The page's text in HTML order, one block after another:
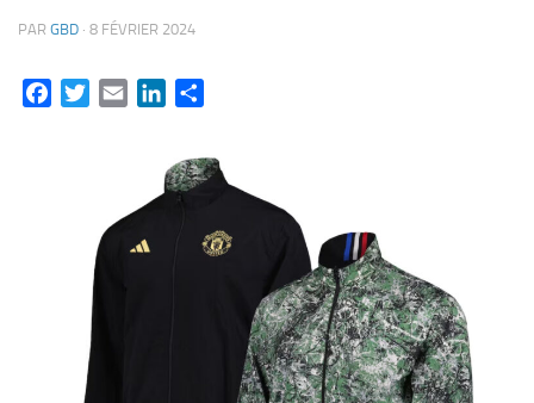
PAR GBD · 8 FÉVRIER 2024
FacebookTwitterEmail LinkedIn